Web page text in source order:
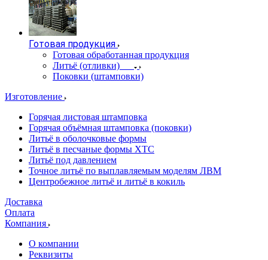
Готовая продукция
Готовая обработанная продукция
Литьё (отливки)
Поковки (штамповки)
Изготовление
Горячая листовая штамповка
Горячая объёмная штамповка (поковки)
Литьё в оболочковые формы
Литьё в песчаные формы ХТС
Литьё под давлением
Точное литьё по выплавляемым моделям ЛВМ
Центробежное литьё и литьё в кокиль
Доставка
Оплата
Компания
О компании
Реквизиты